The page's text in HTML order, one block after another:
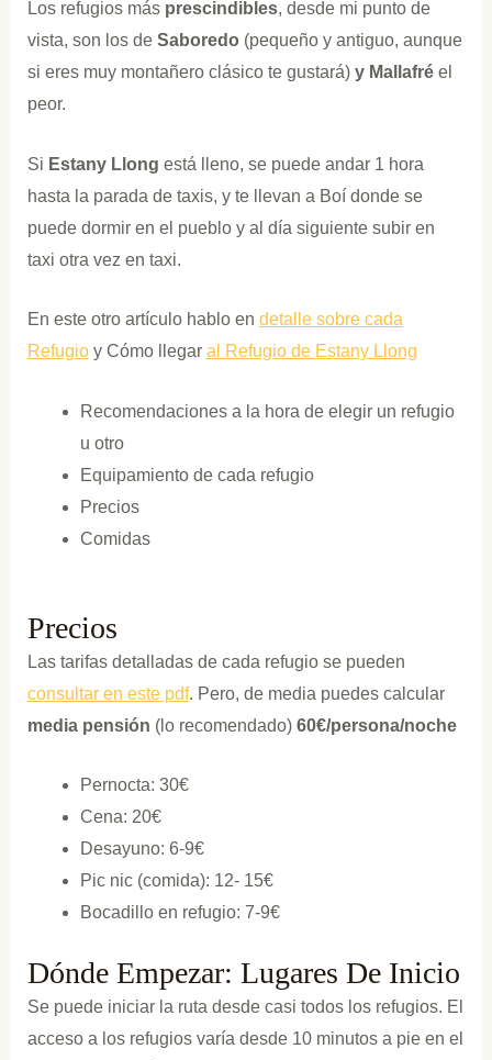
Los refugios más prescindibles, desde mi punto de
vista, son los de Saboredo (pequeño y antiguo, aunque
si eres muy montañero clásico te gustará)y Mallafré el
peor.
Si Estany Llong está lleno, se puede andar 1 hora
hasta la parada de taxis, y te llevan a Boí donde se
puede dormir en el pueblo y al día siguiente subir en
taxi otra vez en taxi.
En este otro artículo hablo en detalle sobre cada
Refugioy Cómo llegar al Refugio de Estany Llong
Recomendaciones a la hora de elegir un refugio
u otro
Equipamiento de cada refugio
Precios
Comidas
Precios
Las tarifas detalladas de cada refugio se pueden
consultar en este pdf. Pero, de media puedes calcular
media pensión (lo recomendado) 60€/persona/noche
Pernocta: 30€
Cena: 20€
Desayuno: 6-9€
Pic nic (comida): 12- 15€
Bocadillo en refugio: 7-9€
Dónde Empezar: Lugares De Inicio
Se puede iniciar la ruta desde casi todos los refugios. El
acceso a los refugios varía desde 10 minutos a pie en el